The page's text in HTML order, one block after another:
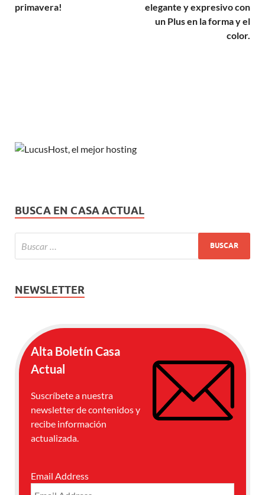
primavera!
elegante y expresivo con
un Plus en la forma y el
color.
BUSCA EN CASA ACTUAL
NEWSLETTER
Alta Boletín Casa
Actual
Suscríbete a nuestra
newsletter de contenidos y
recibe información
actualizada.
Email Address